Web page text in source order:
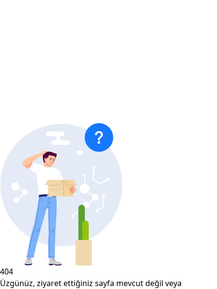
404
Üzgünüz, ziyaret ettiğiniz sayfa mevcut değil veya